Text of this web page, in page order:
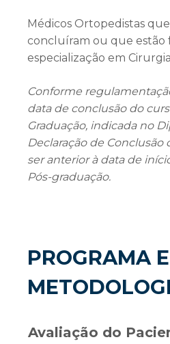
Médicos Ortopedistas
concluíram ou que estão
especialização em
Conforme
data de conclusão do
Graduação, indicada no
Declaração de Conclusão
ser anterior à data de
Pós-graduação.
PROGRAMA E
Avaliação do